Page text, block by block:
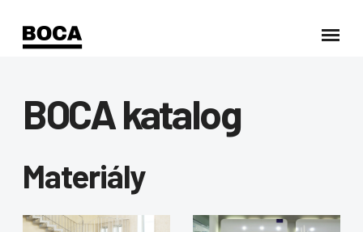
BOCA katalog
Materiály